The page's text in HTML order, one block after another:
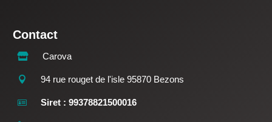
Contact
 Carova
 94 rue rouget de l'isle 95870 Bezons
 Siret : 99378821500016